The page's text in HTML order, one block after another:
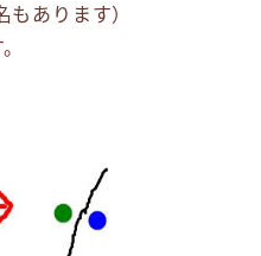
もあります）